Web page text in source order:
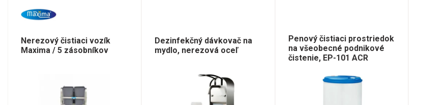
Nerezový čistiaci vozík
Maxima / 5 zásobníkov
Dezinfekčný dávkovač na
mydlo, nerezová oceľ
Penový čistiaci prostriedok
na všeobecné podnikové
čistenie, EP-101 ACR